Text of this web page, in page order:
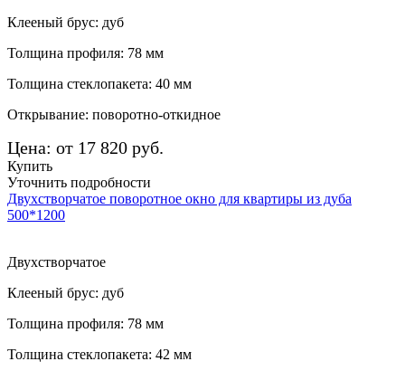
Клееный брус: дуб
Толщина профиля: 78 мм
Толщина стеклопакета: 40 мм
Открывание: поворотно-откидное
Цена: от 17 820 руб.
Купить
Уточнить подробности
Двухстворчатое поворотное окно для квартиры из дуба
500*1200
Двухстворчатое
Клееный брус: дуб
Толщина профиля: 78 мм
Толщина стеклопакета: 42 мм